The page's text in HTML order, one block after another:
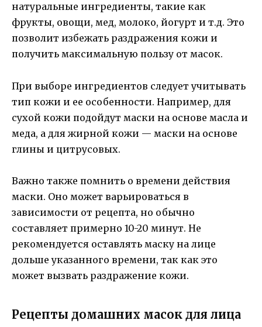
натуральные ингредиенты, такие как
фрукты, овощи, мед, молоко, йогурт и т.д. Это
позволит избежать раздражения кожи и
получить максимальную пользу от масок.
При выборе ингредиентов следует учитывать
тип кожи и ее особенности. Например, для
сухой кожи подойдут маски на основе масла и
меда, а для жирной кожи — маски на основе
глины и цитрусовых.
Важно также помнить о времени действия
маски. Оно может варьироваться в
зависимости от рецепта, но обычно
составляет примерно 10-20 минут. Не
рекомендуется оставлять маску на лице
дольше указанного времени, так как это
может вызвать раздражение кожи.
Рецепты домашних масок для лица